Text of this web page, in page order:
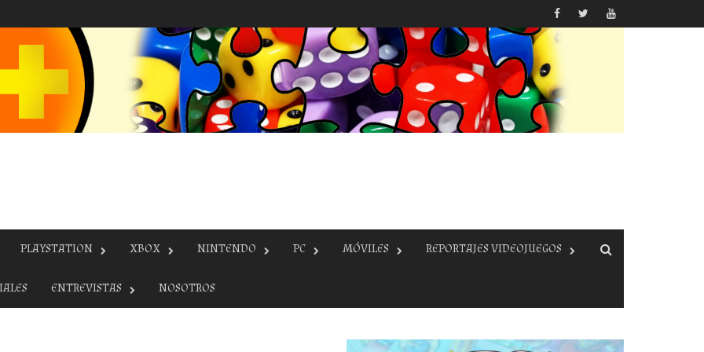
PLAYSTATION XBOX NINTENDO PC MÓVILES REPORTAJES VIDEOJUEGOS
ENTREVISTAS NOSOTROS